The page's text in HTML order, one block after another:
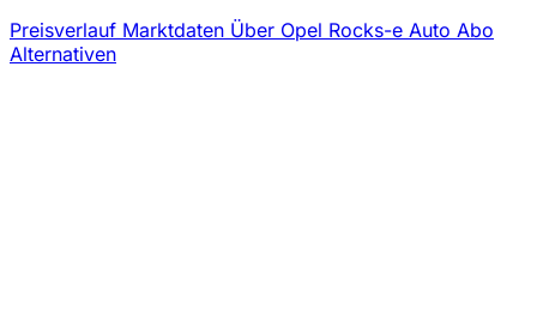
Preisverlauf Marktdaten Über Opel Rocks-e Auto Abo
Alternativen